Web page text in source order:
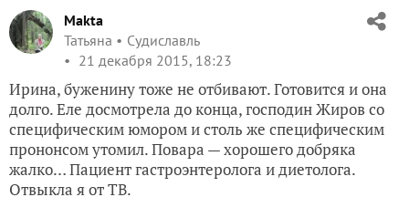
Makta
Татьяна
Судиславль
21 декабря 2015, 18:23
Ирина, буженину тоже не отбивают. Готовится и она
долго. Еле досмотрела до конца, господин Жиров со
специфическим юмором и столь же специфическим
прононсом утомил. Повара — хорошего добряка
жалко… Пациент гастроэнтеролога и диетолога.
Отвыкла я от ТВ.